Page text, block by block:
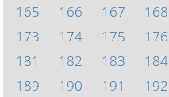
165
166 167 168
173
174 175 176
181
182 183 184
189
190 191 192